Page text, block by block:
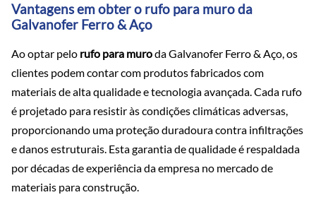
Vantagens em obter o rufo para muro da
Galvanofer Ferro & Aço
Ao optar pelo rufo para muroda Galvanofer Ferro & Aço, os
clientes podem contar com produtos fabricados com
materiais de alta qualidade e tecnologia avançada. Cada rufo
é projetado para resistir às condições climáticas adversas,
proporcionando uma proteção duradoura contra infiltrações
e danos estruturais. Esta garantia de qualidade é respaldada
por décadas de experiência da empresa no mercado de
materiais para construção.